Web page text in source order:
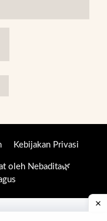
Kebijakan Privasi
oleh Nebadita🌿